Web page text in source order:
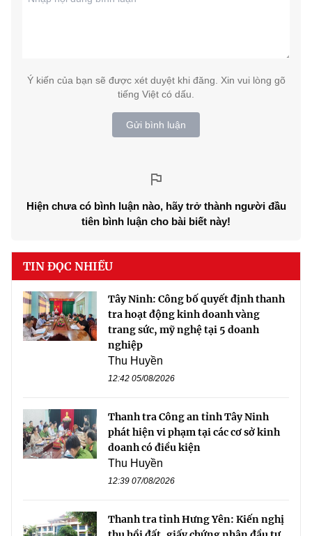
Ý kiến của bạn sẽ được xét duyệt khi đăng. Xin vui lòng gõ
tiếng Việt có dấu.
Gửi bình luận
Hiện chưa có bình luận nào, hãy trở thành người đầu
tiên bình luận cho bài biết này!
TIN ĐỌC NHIỀU
Tây Ninh: Công bố quyết định thanh
tra hoạt động kinh doanh vàng
trang sức, mỹ nghệ tại 5 doanh
nghiệp
Thu Huyền
12:42 05/08/2026
Thanh tra Công an tỉnh Tây Ninh
phát hiện vi phạm tại các cơ sở kinh
doanh có điều kiện
Thu Huyền
12:39 07/08/2026
Thanh tra tỉnh Hưng Yên: Kiến nghị